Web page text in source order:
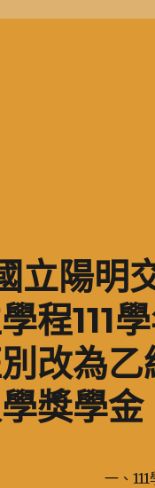
立陽明
程111
改為
獎學金
一、